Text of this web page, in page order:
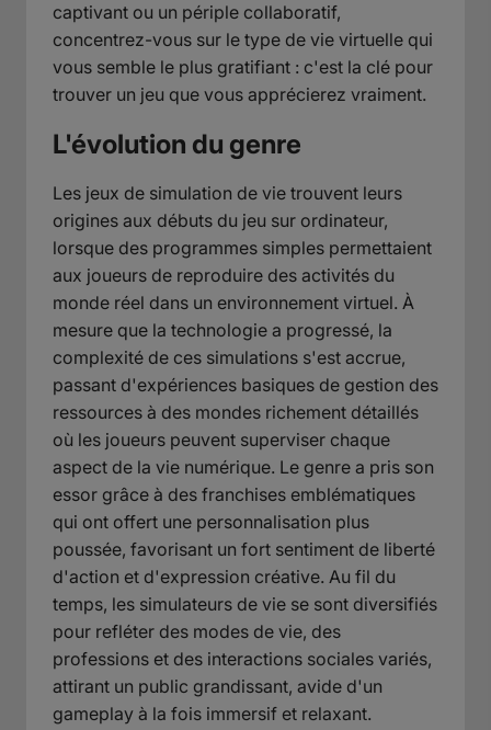
captivant ou un périple collaboratif,
concentrez-vous sur le type de vie virtuelle qui
vous semble le plus gratifiant : c'est la clé pour
trouver un jeu que vous apprécierez vraiment.
L'évolution du genre
Les jeux de simulation de vie trouvent leurs
origines aux débuts du jeu sur ordinateur,
lorsque des programmes simples permettaient
aux joueurs de reproduire des activités du
monde réel dans un environnement virtuel. À
mesure que la technologie a progressé, la
complexité de ces simulations s'est accrue,
passant d'expériences basiques de gestion des
ressources à des mondes richement détaillés
où les joueurs peuvent superviser chaque
aspect de la vie numérique. Le genre a pris son
essor grâce à des franchises emblématiques
qui ont offert une personnalisation plus
poussée, favorisant un fort sentiment de liberté
d'action et d'expression créative. Au fil du
temps, les simulateurs de vie se sont diversifiés
pour refléter des modes de vie, des
professions et des interactions sociales variés,
attirant un public grandissant, avide d'un
gameplay à la fois immersif et relaxant.